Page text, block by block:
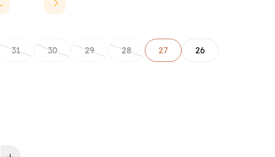
31 30 29 28 27 26